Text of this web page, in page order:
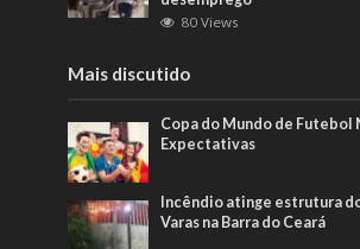
80 Views
Mais discutido
Copa do Mundo de Futebol
Expectativas
Incêndio atinge estrutura
Varas na Barra do Ceará